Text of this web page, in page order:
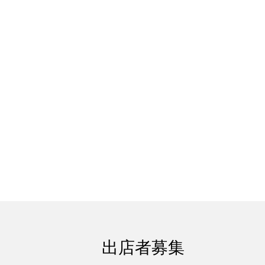
出店者募集